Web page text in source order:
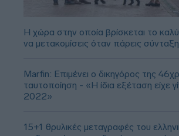
Η χώρα στην οποία βρίσκεται το
να μετακομίσεις όταν πάρεις σύνταξη
Marfin: Επιμένει ο δικηγόρος της
ταυτοποίηση - «Η ίδια εξέταση είχε
2022»
15+1 θρυλικές μεταγραφές του